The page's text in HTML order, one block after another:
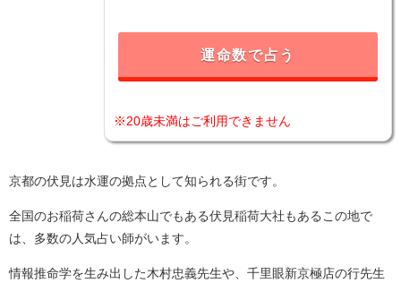
運命数で占う
※20歳未満はご利用できません
京都の伏見は水運の拠点として知られる街です。
全国のお稲荷さんの総本山でもある伏見稲荷大社もあるこの地で
は、多数の人気占い師がいます。
情報推命学を生み出した木村忠義先生や、千里眼新京極店の行先生